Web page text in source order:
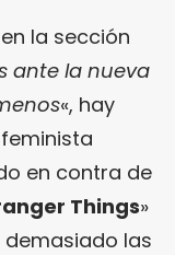
la sección
ante la nueva
«, hay
en contra de
Things»
demasiado las